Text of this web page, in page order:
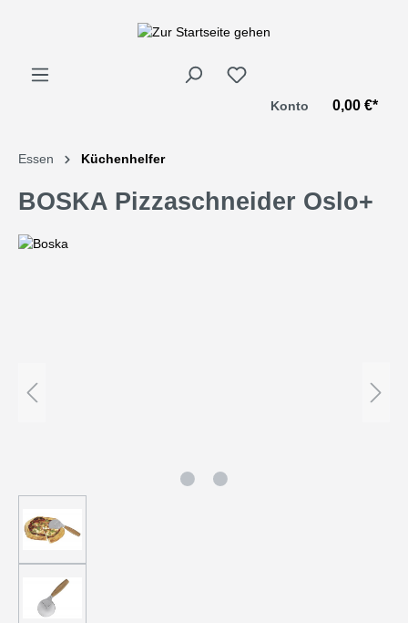
Konto 0,00 €*
Essen Küchenhelfer
BOSKA Pizzaschneider Oslo+